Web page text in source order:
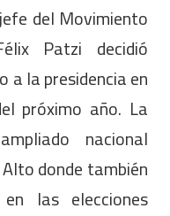
del Movimiento
Patzi decidió
a la presidencia en
próximo año. La
nacional
donde también
las elecciones